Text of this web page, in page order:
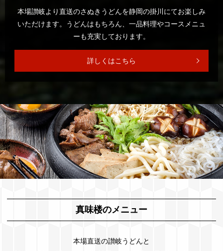
本場讃岐より直送のさぬきうどんを静岡の掛川にてお楽しみ
いただけます。うどんはもちろん、 一品料理やコースメニュ
ーも充実しております。
詳しくはこちら
真味楼のメニュー
本場直送の讃岐うどんと